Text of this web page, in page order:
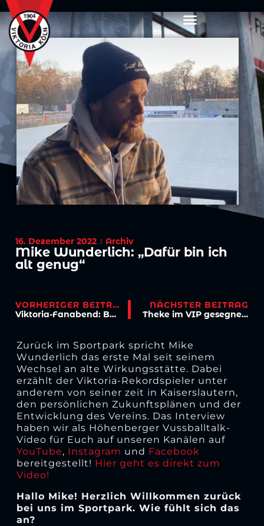
16. Dezember 2022 Archiv
Mike Wunderlich: „Dafür bin ich
alt genug“
VORHERIGER BEITRAG
Viktoria-Fanabend: Bade und Wunderlich im Austausch mit den Fans
NÄCHSTER BEITRAG
Theke im VIP gesegnet, Horst Müller als Wirtschaftsrats-Vorsitzender bestätigt
Zurück im Sportpark spricht Mike
Wunderlich das erste Mal seit seinem
Wechsel an alte Wirkungsstätte. Dabei
erzählt der Viktoria-Rekordspieler unter
anderem von seiner zeit in Kaiserslautern,
den persönlichen Zukunftsplänen und der
Entwicklung des Vereins. Das Interview
haben wir als Höhenberger Vussballtalk-
Video für Euch auf unseren Kanälen auf
YouTube, Instagram und Facebook
bereitgestellt! Hier geht es direkt zum
Video!
Hallo Mike! Herzlich Willkommen zurück
bei uns im Sportpark. Wie fühlt sich das
an?